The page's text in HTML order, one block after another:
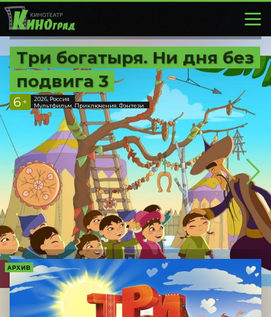
Три богатыря. Ни дня без
подвига 3
6 +
2026, Россия
Мультфильм, Приключения, Фэнтези
АРХИВ